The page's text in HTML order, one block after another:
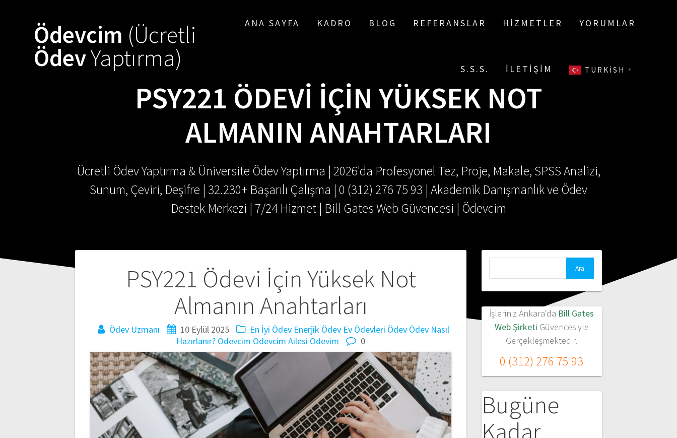
Ödevcim (Ücretli
ÖdevYaptırma)
ANA SAYFA KADRO BLOG REFERANSLAR HIZMETLER YORUMLAR
S.S.S. İLETIŞIM TURKISH ▼
PSY221 ÖDEVI İÇIN YÜKSEK NOT
ALMANIN ANAHTARLARI
Ücretli Ödev Yaptırma & Üniversite Ödev Yaptırma | 2026'da Profesyonel Tez, Proje, Makale, SPSS Analizi,
Sunum, Çeviri, Deşifre | 32.230+ Başarılı Çalışma | 0 (312) 276 75 93 | Akademik Danışmanlık ve Ödev
Destek Merkezi | 7/24 Hizmet | Bill Gates Web Güvencesi | Ödevcim
PSY221 Ödevi İçin Yüksek Not
Almanın Anahtarları
Ödev Uzmanı 10 Eylül 2025 En İyi Ödev Enerjik Ödev Ev Ödevleri Ödev Ödev Nasıl
Hazırlanır? Ödevcim Ödevcim Ailesi Ödevim 0
Yazı
İşleriniz Ankara'da Bill Gates
Web Şirketi Güvencesiyle
Gerçekleşmektedir.
0 (312) 276 75 93
Bugüne
Kadar